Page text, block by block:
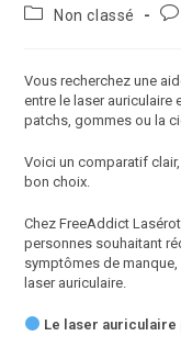
Non classé
Vous recherchez une
entre le laser
patchs, gommes ou la
Voici un comparatif
bon choix.
Chez FreeAddict
personnes souhaitant
symptômes de
laser auriculaire.
Le laser auriculaire